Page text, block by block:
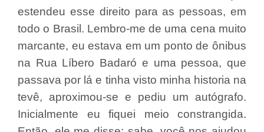
estendeu esse direito para as pessoas, em
todo o Brasil. Lembro-me de uma cena muito
marcante, eu estava em um ponto de ônibus
na Rua Líbero Badaró e uma pessoa, que
passava por lá e tinha visto minha historia na
tevê, aproximou-se e pediu um autógrafo.
Inicialmente eu fiquei meio constrangida.